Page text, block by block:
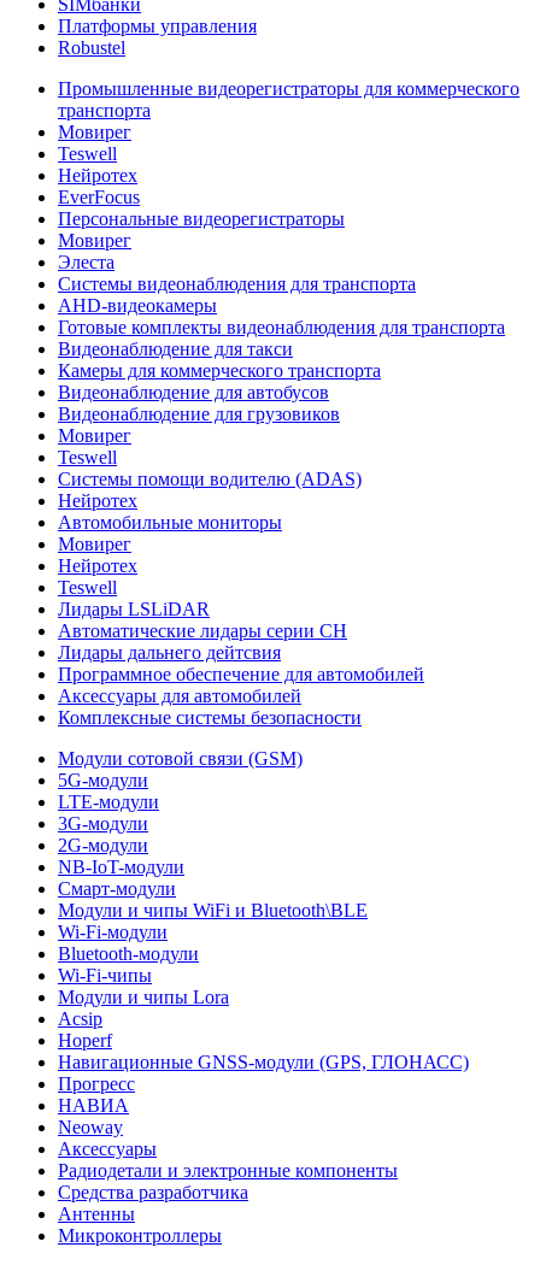
SIMбанки
Платформы управления
Robustel
Промышленные видеорегистраторы для коммерческого
транспорта
Мовирег
Teswell
Нейротех
EverFocus
Персональные видеорегистраторы
Мовирег
Элеста
Системы видеонаблюдения для транспорта
AHD-видеокамеры
Готовые комплекты видеонаблюдения для транспорта
Видеонаблюдение для такси
Камеры для коммерческого транспорта
Видеонаблюдение для автобусов
Видеонаблюдение для грузовиков
Мовирег
Teswell
Системы помощи водителю (ADAS)
Нейротех
Автомобильные мониторы
Мовирег
Нейротех
Teswell
Лидары LSLiDAR
Автоматические лидары серии CH
Лидары дальнего дейтсвия
Программное обеспечение для автомобилей
Аксессуары для автомобилей
Комплексные системы безопасности
Модули сотовой связи (GSM)
5G-модули
LTE-модули
3G-модули
2G-модули
NB-IoT-модули
Смарт-модули
Модули и чипы WiFi и Bluetooth\BLE
Wi-Fi-модули
Bluetooth-модули
Wi-Fi-чипы
Модули и чипы Lora
Acsip
Hoperf
Навигационные GNSS-модули (GPS, ГЛОНАСС)
Прогресс
НАВИА
Neoway
Аксессуары
Радиодетали и электронные компоненты
Средства разработчика
Антенны
Микроконтроллеры